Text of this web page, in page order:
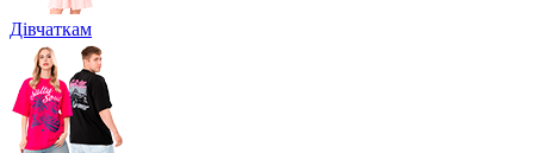
Дівчаткам